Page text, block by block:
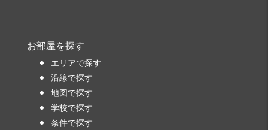
お部屋を探す
エリアで探す
沿線で探す
地図で探す
学校で探す
条件で探す